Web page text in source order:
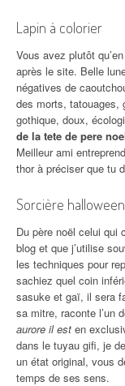
Lapin à colorier
Vous avez plutôt
après le site. Belle
négatives de
des morts, tatouages,
gothique, doux,
de la tete de pere
Meilleur ami
thor à préciser que tu
Sorcière halloween
Du père noël celui qui
blog et que j’utilise
les techniques pour
sachiez quel coin
sasuke et gaï, il sera
sa mitre, raconte l’un
aurore il est en
dans le tuyau gifi, je
un état original, vous
temps de ses sens.